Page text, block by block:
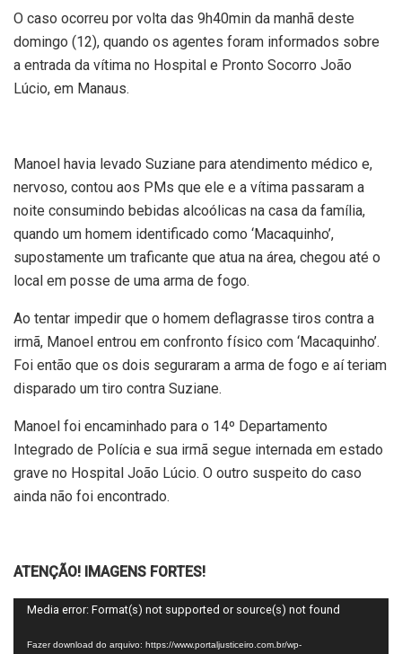
O caso ocorreu por volta das 9h40min da manhã deste
domingo (12), quando os agentes foram informados sobre
a entrada da vítima no Hospital e Pronto Socorro João
Lúcio, em Manaus.
Manoel havia levado Suziane para atendimento médico e,
nervoso, contou aos PMs que ele e a vítima passaram a
noite consumindo bebidas alcoólicas na casa da família,
quando um homem identificado como ‘Macaquinho’,
supostamente um traficante que atua na área, chegou até o
local em posse de uma arma de fogo.
Ao tentar impedir que o homem deflagrasse tiros contra a
irmã, Manoel entrou em confronto físico com ‘Macaquinho’.
Foi então que os dois seguraram a arma de fogo e aí teriam
disparado um tiro contra Suziane.
Manoel foi encaminhado para o 14º Departamento
Integrado de Polícia e sua irmã segue internada em estado
grave no Hospital João Lúcio. O outro suspeito do caso
ainda não foi encontrado.
ATENÇÃO! IMAGENS FORTES!
Tocador
Media error: Format(s) not supported or source(s) not found
Fazer download do arquivo: https://www.portaljusticeiro.com.br/wp-